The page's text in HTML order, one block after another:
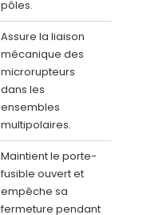
pôles.
Assure la liaison
mécanique des
microrupteurs
dans les
ensembles
multipolaires.
Maintient le porte-
fusible ouvert et
empêche sa
fermeture pendant